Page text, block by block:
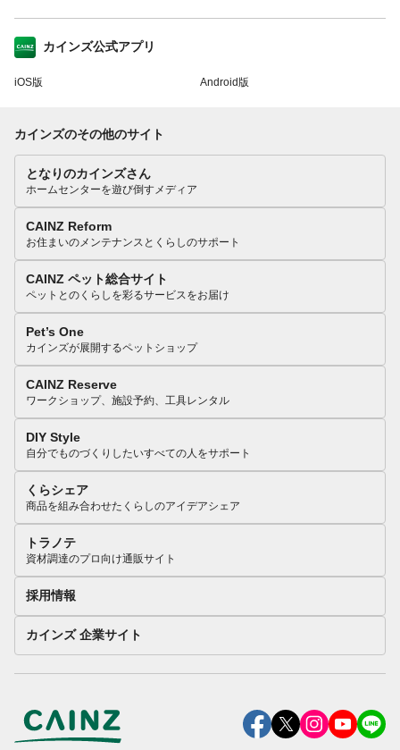
カインズ公式アプリ
iOS版 Android版
カインズのその他のサイト
となりのカインズさん
ホームセンターを遊び倒すメディア
CAINZ Reform
お住まいのメンテナンスとくらしのサポート
CAINZ ペット総合サイト
ペットとのくらしを彩るサービスをお届け
Pet’s One
カインズが展開するペットショップ
CAINZ Reserve
ワークショップ、施設予約、工具レンタル
DIY Style
自分でものづくりしたいすべての人をサポート
くらシェア
商品を組み合わせたくらしのアイデアシェア
トラノテ
資材調達のプロ向け通販サイト
採用情報
カインズ 企業サイト